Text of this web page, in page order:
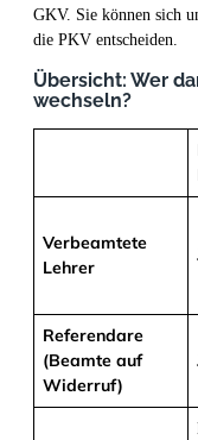
GKV. Sie können sich
die PKV entscheiden.
Übersicht: Wer
wechseln?
Verbeamtete
Lehrer
Referendare
(Beamte auf
Widerruf)